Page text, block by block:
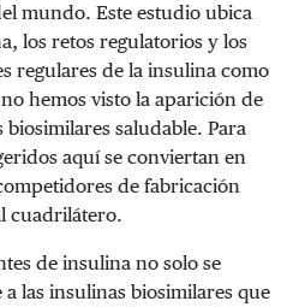
mundo. Este estudio ubica
los retos regulatorios y los
regulares de la insulina como
hemos visto la aparición de
saludable. Para
aquí se conviertan en
de fabricación
cuadrilátero.
de insulina no solo se
las insulinas biosimilares que